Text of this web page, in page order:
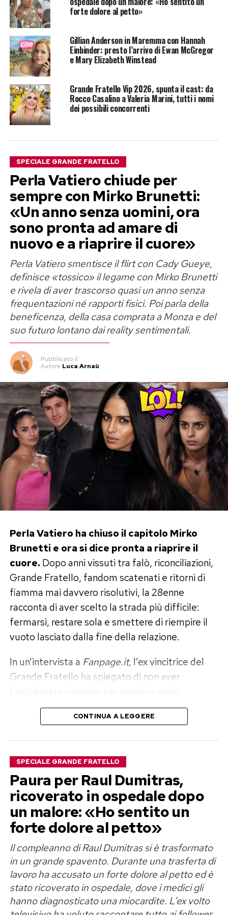
forte dolore al petto»
Gillian Anderson in Maremma con Hannah
Einbinder: presto l’arrivo di Ewan McGregor
e Mary Elizabeth Winstead
Grande Fratello Vip 2026, spunta il cast: da
Rocco Casalino a Valeria Marini, tutti i nomi
dei possibili concorrenti
SPECIALE GRANDE FRATELLO
Perla Vatiero chiude per
sempre con Mirko Brunetti:
«Un anno senza uomini, ora
sono pronta ad amare di
nuovo e a riaprire il cuore»
Perla Vatiero smentisce il flirt con Cady Gueye,
definisce «tossico» il legame con Mirko Brunetti
e rivela di aver trascorso quasi un anno senza
frequentazioni né rapporti fisici. Poi parla della
beneficenza, della casa comprata a Monza e del
suo futuro lontano dai reality sentimentali.
Pubblicato il
Autore Luca Arnaù
Perla Vatiero ha chiuso il capitolo Mirko
Brunetti e ora si dice pronta a riaprire il
cuore. Dopo anni vissuti tra falò, riconciliazioni,
Grande Fratello, fandom scatenati e ritorni di
fiamma mai davvero risolutivi, la 28enne
racconta di aver scelto la strada più difficile:
fermarsi, restare sola e smettere di riempire il
vuoto lasciato dalla fine della relazione.
In un’intervista a Fanpage.it, l’ex vincitrice del
Grande Fratello ha spiegato di non aver
escludendo anche rapporti fisici. «Volevo
disintossicarmi del tutto ed elaborare il dolore»,
persona al centro della propria vita.
Perla Vatiero: «Con Mirko un amore
vero, ma diventato tossico»
Il rapporto tra Perla Vatiero e Mirko Brunetti
aveva conquistato il pubblico diTemptation
Islandnel 2023, trasformandosi poi in una delle
saghe sentimentali più seguite sui social. Cinque
anni di convivenza, una rottura davanti alle
telecamere, nuovi legami, il riavvicinamento
CONTINUA A LEGGERE
SPECIALE GRANDE FRATELLO
Paura per Raul Dumitras,
ricoverato in ospedale dopo
un malore: «Ho sentito un
forte dolore al petto»
Il compleanno di Raul Dumitras si è trasformato
in un grande spavento. Durante una trasferta di
lavoro ha accusato un forte dolore al petto ed è
stato ricoverato in ospedale, dove i medici gli
hanno diagnosticato una miocardite. L’ex volto